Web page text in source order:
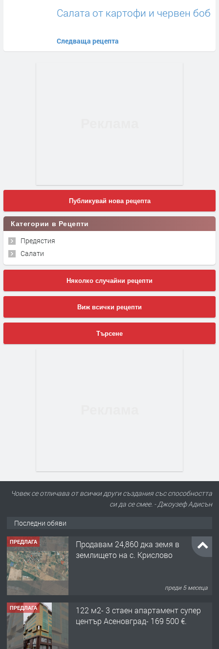
Салата от картофи и червен боб
Следваща рецепта
Публикувай нова рецепта
Категории в Рецепти
Предястия
Салати
Няколко случайни рецепти
Виж всички рецепти
Търсене
Човек се отличава от всички други създания със способността
си да се смее. - Джоузеф Адисън
Последни обяви
ПРЕДЛАГА
Продавам 24,860 дка земя в
землището на с. Крислово
преди 5 месеца
ПРЕДЛАГА
122 м2- 3 стаен апартамент супер
център Асеновград- 169 500 €.